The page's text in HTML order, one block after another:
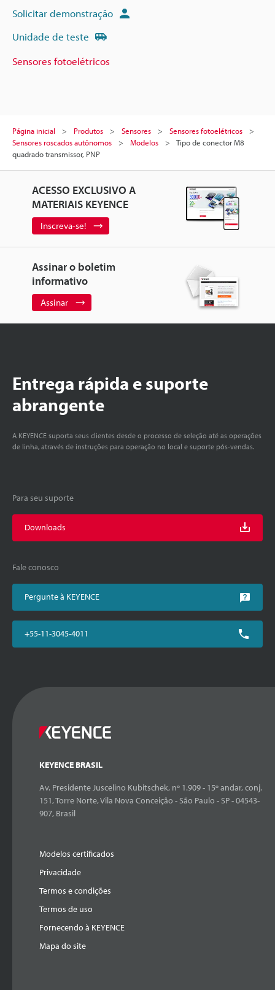
Solicitar demonstração
Unidade de teste
Sensores fotoelétricos
Página inicial Produtos Sensores
Sensores fotoelétricos
Sensores roscados autônomos
Modelos
Tipo de conector M8
quadrado transmissor, PNP
ACESSO EXCLUSIVO A
MATERIAIS KEYENCE
Inscreva-se!
Assinar o boletim
informativo
Assinar
Entrega rápida e suporte
abrangente
A KEYENCE suporta seus clientes desde o processo de seleção até as operações
de linha, através de instruções para operação no local e suporte pós-vendas.
Para seu suporte
Downloads
Fale conosco
Pergunte à KEYENCE
+55-11-3045-4011
KEYENCE BRASIL
Av. Presidente Juscelino Kubitschek, nº 1.909 - 15º andar, conj.
151, Torre Norte, Vila Nova Conceição - São Paulo - SP - 04543-
907, Brasil
Modelos certificados
Privacidade
Termos e condições
Termos de uso
Fornecendo à KEYENCE
Mapa do site